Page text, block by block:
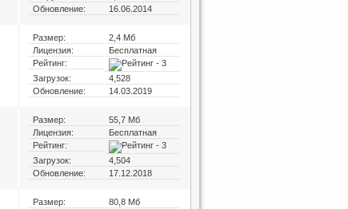
Обновление:
16.06.2014
Размер:
2,4 Мб
Лицензия:
Бесплатная
Рейтинг:
Загрузок:
4,528
Обновление:
14.03.2019
Размер:
55,7 Мб
Лицензия:
Бесплатная
Рейтинг:
Загрузок:
4,504
Обновление:
17.12.2018
Размер:
80,8 Мб